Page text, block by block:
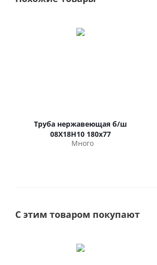
Труба нержавеющая б/ш
08Х18Н10 180х77
Много
С этим товаром покупают